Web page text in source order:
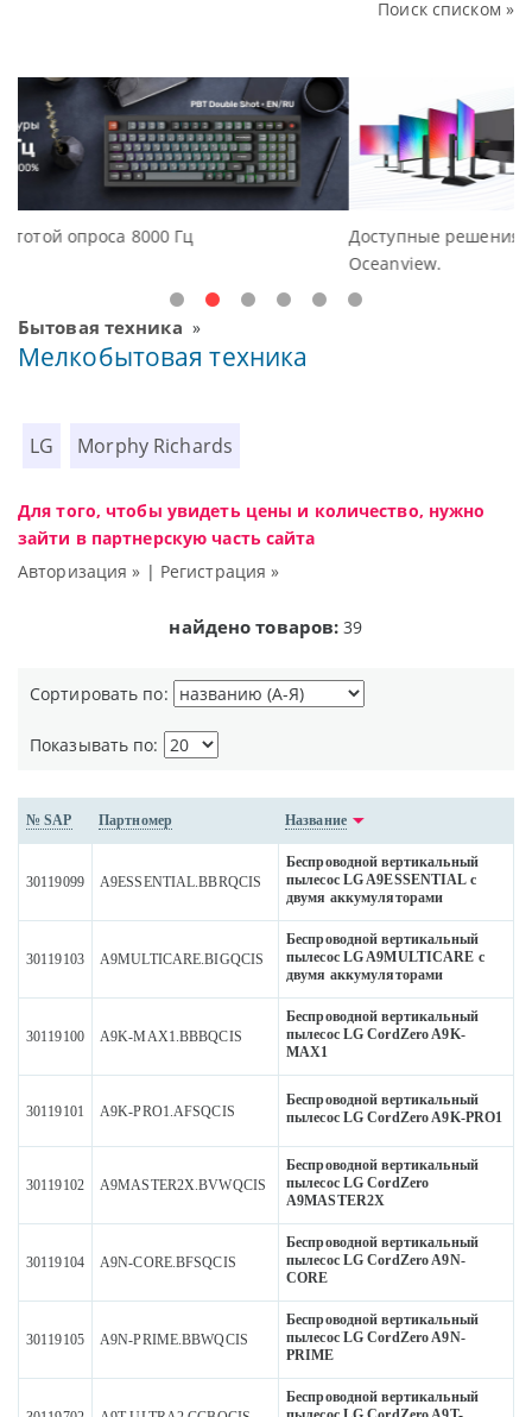
Поиск списком »
Доступные решения начального уровня, новые
Бытовая техника »
Мелкобытовая техника
LG Morphy Richards
Для того, чтобы увидеть цены и количество, нужно
зайти в партнерскую часть сайта
Авторизация » | Регистрация »
найдено товаров: 39
Сортировать по:
Показывать по:
№ SAP Партномер Название
30119099 A9ESSENTIAL.BBRQCIS
Беспроводной вертикальный
пылесос LG A9ESSENTIAL с
двумя аккумуляторами
30119103 A9MULTICARE.BIGQCIS
Беспроводной вертикальный
пылесос LG A9MULTICARE с
двумя аккумуляторами
30119100 A9K-MAX1.BBBQCIS
Беспроводной вертикальный
пылесос LG CordZero A9K-
MAX1
30119101 A9K-PRO1.AFSQCIS
Беспроводной вертикальный
пылесос LG CordZero A9K-PRO1
30119102 A9MASTER2X.BVWQCIS
Беспроводной вертикальный
пылесос LG CordZero
A9MASTER2X
30119104 A9N-CORE.BFSQCIS
Беспроводной вертикальный
пылесос LG CordZero A9N-
CORE
30119105 A9N-PRIME.BBWQCIS
Беспроводной вертикальный
пылесос LG CordZero A9N-
PRIME
Беспроводной вертикальный